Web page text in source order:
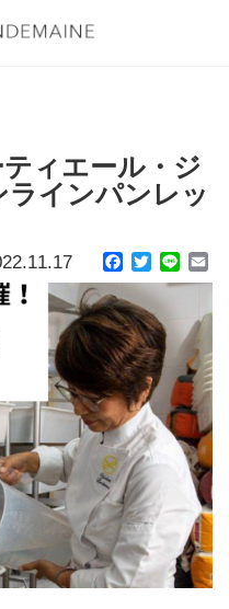
ティエール・ジ
インパンレッ
Facebook
Twitter
Line